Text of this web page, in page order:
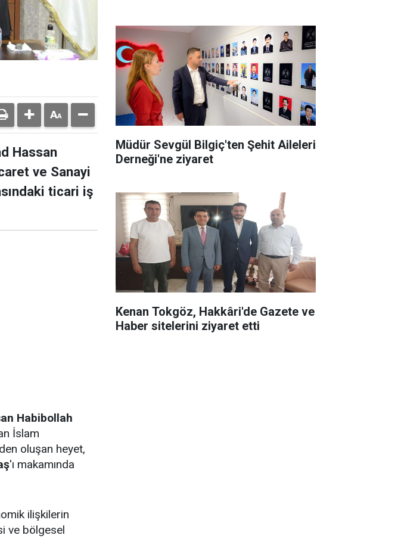
Hassan
ve Sanayi
ticari iş
Habibollah
İslam
oluşan heyet,
'ı makamında
ilişkilerin
ve bölgesel
Müdür Sevgül Bilgiç'ten Şehit Aileleri
Derneği'ne ziyaret
Kenan Tokgöz, Hakkâri'de Gazete ve
Haber sitelerini ziyaret etti